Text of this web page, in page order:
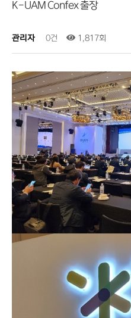
K-UAM Confex 출장
관리자 0건 1,817회